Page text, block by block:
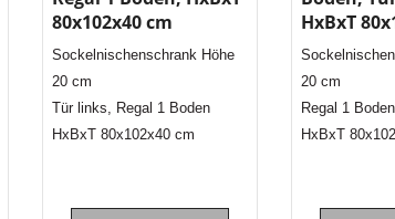
80x102x40 cm
Sockelnischenschrank Höhe
20 cm
Tür links, Regal 1 Boden
HxBxT 80x102x40 cm
HxBxT
20 cm
Regal 1
HxBxT